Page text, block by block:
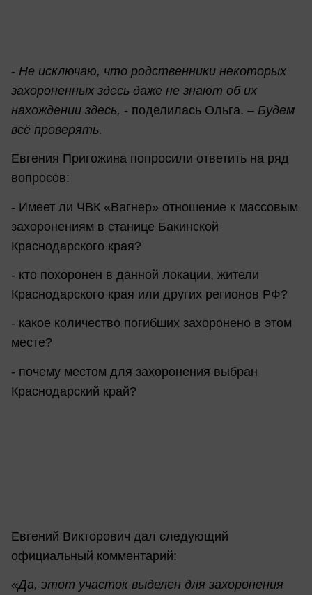
- Не исключаю, что родственники некоторых
захороненных здесь даже не знают об их
нахождении здесь, - поделилась Ольга. – Будем
всё проверять.
Евгения Пригожина попросили ответить на ряд
вопросов:
- Имеет ли ЧВК «Вагнер» отношение к массовым
захоронениям в станице Бакинской
Краснодарского края?
- кто похоронен в данной локации, жители
Краснодарского края или других регионов РФ?
- какое количество погибших захоронено в этом
месте?
- почему местом для захоронения выбран
Краснодарский край?
Евгений Викторович дал следующий
официальный комментарий:
«Да, этот участок выделен для захоронения